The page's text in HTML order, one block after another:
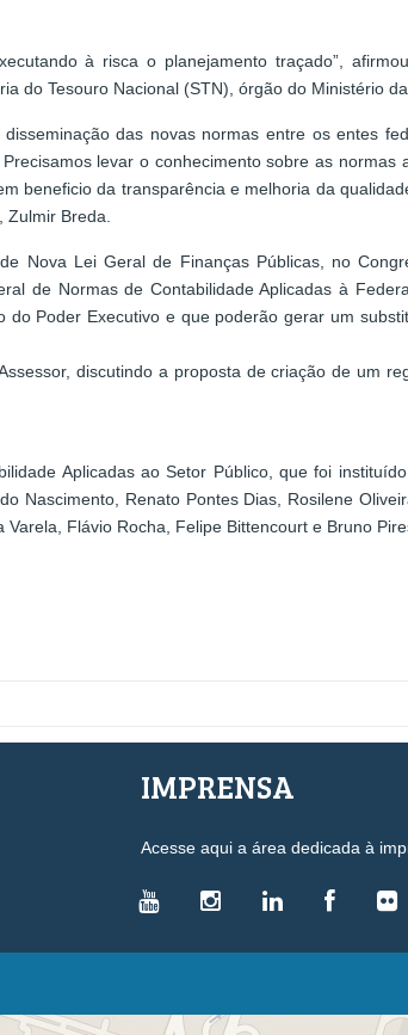
à risca o planejamento traçado”,
do Tesouro Nacional (STN), órgão do Ministério
das novas normas entre os entes
levar o conhecimento sobre as normas
beneficio da transparência e melhoria da
Zulmir Breda.
Nova Lei Geral de Finanças Públicas, no
de Normas de Contabilidade Aplicadas à
Poder Executivo e que poderão gerar um
discutindo a proposta de criação de um
Aplicadas ao Setor Público, que foi
Nascimento, Renato Pontes Dias, Rosilene
Flávio Rocha, Felipe Bittencourt e Bruno
IMPRENSA
Acesse aqui a área dedicada à
LEGISLAÇÃO